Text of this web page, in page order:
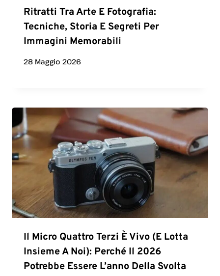
Ritratti Tra Arte E Fotografia:
Tecniche, Storia E Segreti Per
Immagini Memorabili
28 Maggio 2026
Il Micro Quattro Terzi È Vivo (e Lotta
Insieme A Noi): Perché Il 2026
Potrebbe Essere L’anno Della Svolta